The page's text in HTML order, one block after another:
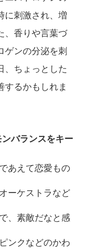
に刺激され、増
、香りや言葉づ
ゲンの分泌を刺
、ちょっとした
するかもしれま
バランスをキー
あえて恋愛もの
ーケストラなど
、素敵だなと感
ンクなどのかわ